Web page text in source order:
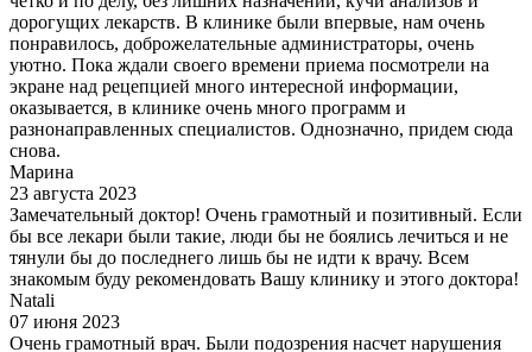
дорогущих лекарств. В клинике были впервые, нам очень
понравилось, доброжелательные администраторы, очень
уютно. Пока ждали своего времени приема посмотрели на
экране над рецепцией много интересной информации,
оказывается, в клинике очень много программ и
разнонаправленных специалистов. Однозначно, придем сюда
снова.
Марина
23 августа 2023
Замечательный доктор! Очень грамотный и позитивный. Если
бы все лекари были такие, люди бы не боялись лечиться и не
тянули бы до последнего лишь бы не идти к врачу. Всем
знакомым буду рекомендовать Вашу клинику и этого доктора!
Natali
07 июня 2023
Очень грамотный врач. Были подозрения насчет нарушения